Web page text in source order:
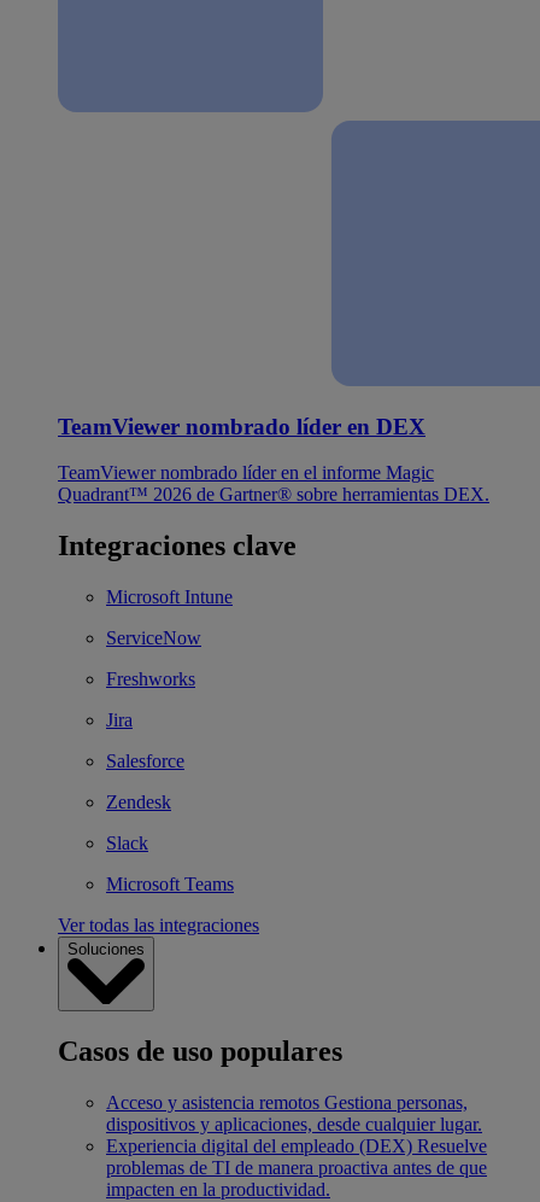
TeamViewer nombrado líder en DEX
TeamViewer nombrado líder en el informe Magic
Quadrant™ 2026 de Gartner® sobre herramientas DEX.
Integraciones clave
Microsoft Intune
ServiceNow
Freshworks
Jira
Salesforce
Zendesk
Slack
Microsoft Teams
Ver todas las integraciones
Soluciones
Casos de uso populares
Acceso y asistencia remotos Gestiona personas,
dispositivos y aplicaciones, desde cualquier lugar.
Experiencia digital del empleado (DEX) Resuelve
problemas de TI de manera proactiva antes de que
impacten en la productividad.